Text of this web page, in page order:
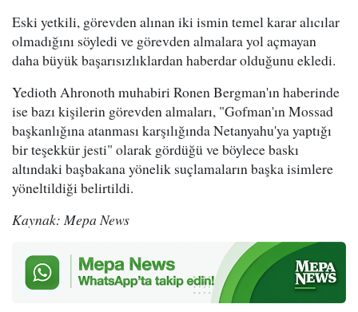
Eski yetkili, görevden alınan iki ismin temel karar alıcılar
olmadığını söyledi ve görevden almalara yol açmayan
daha büyük başarısızlıklardan haberdar olduğunu ekledi.
Yedioth Ahronoth muhabiri Ronen Bergman'ın haberinde
ise bazı kişilerin görevden almaları, "Gofman'ın Mossad
başkanlığına atanması karşılığında Netanyahu'ya yaptığı
bir teşekkür jesti" olarak gördüğü ve böylece baskı
altındaki başbakana yönelik suçlamaların başka isimlere
yöneltildiği belirtildi.
Kaynak: Mepa News